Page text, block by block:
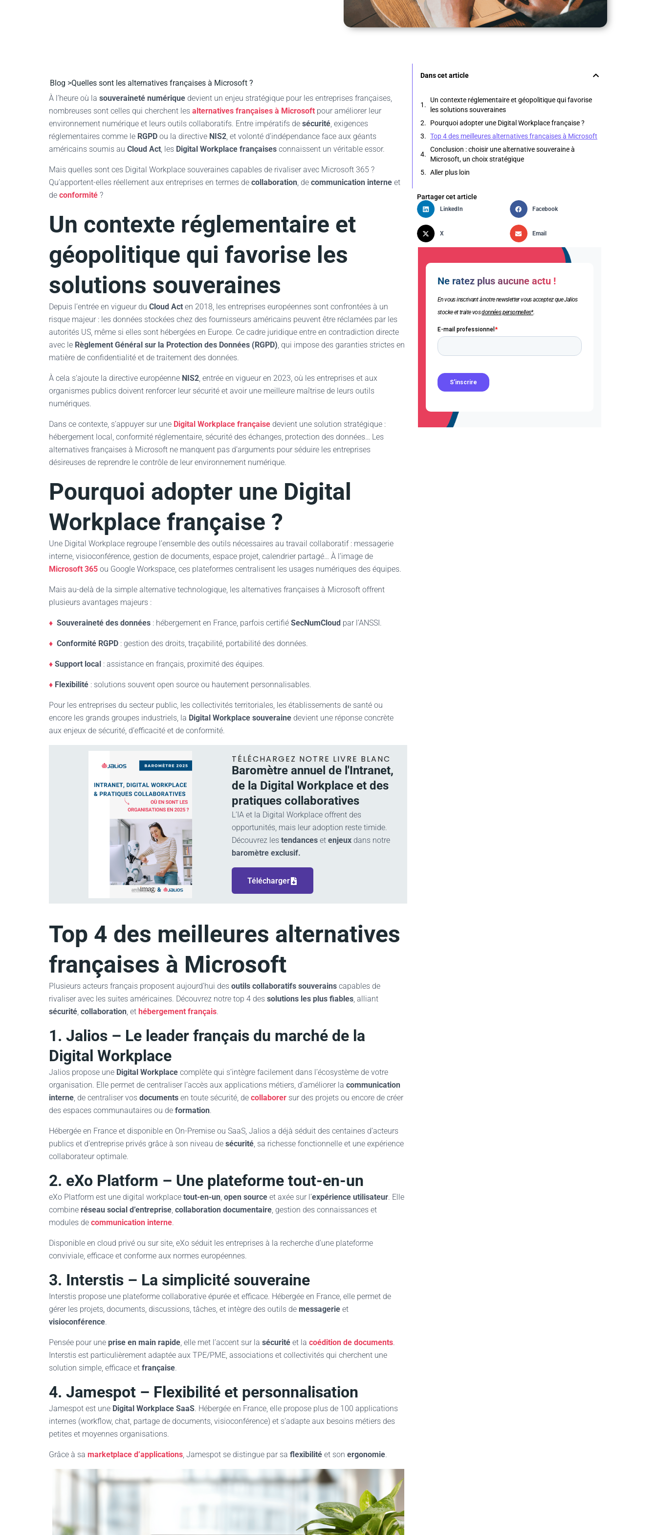
Blog >Quelles sont les alternatives françaises à Microsoft ?
À l’heure où la souveraineté numérique devient un enjeu stratégique pour les entreprises françaises,
nombreuses sont celles qui cherchent les alternatives françaises à Microsoft pour améliorer leur
environnement numérique et leurs outils collaboratifs. Entre impératifs de sécurité, exigences
réglementaires comme le RGPD ou la directive NIS2, et volonté d’indépendance face aux géants
américains soumis au Cloud Act, les Digital Workplace françaises connaissent un véritable essor.
Mais quelles sont ces Digital Workplace souveraines capables de rivaliser avec Microsoft 365 ?
Qu’apportent-elles réellement aux entreprises en termes de collaboration, de communication interne et
de conformité ?
Un contexte réglementaire et
géopolitique qui favorise les
solutions souveraines
Depuis l’entrée en vigueur du Cloud Act en 2018, les entreprises européennes sont confrontées à un
risque majeur : les données stockées chez des fournisseurs américains peuvent être réclamées par les
autorités US, même si elles sont hébergées en Europe. Ce cadre juridique entre en contradiction directe
avec le Règlement Général sur la Protection des Données (RGPD), qui impose des garanties strictes en
matière de confidentialité et de traitement des données.
À cela s’ajoute la directive européenne NIS2, entrée en vigueur en 2023, où les entreprises et aux
organismes publics doivent renforcer leur sécurité et avoir une meilleure maîtrise de leurs outils
numériques.
Dans ce contexte, s’appuyer sur une Digital Workplace française devient une solution stratégique :
hébergement local, conformité réglementaire, sécurité des échanges, protection des données… Les
alternatives françaises à Microsoft ne manquent pas d’arguments pour séduire les entreprises
désireuses de reprendre le contrôle de leur environnement numérique.
Pourquoi adopter une Digital
Workplace française ?
Une Digital Workplace regroupe l’ensemble des outils nécessaires au travail collaboratif : messagerie
interne, visioconférence, gestion de documents, espace projet, calendrier partagé… À l’image de
Microsoft 365 ou Google Workspace, ces plateformes centralisent les usages numériques des équipes.
Mais au-delà de la simple alternative technologique, les alternatives françaises à Microsoft offrent
plusieurs avantages majeurs :
♦ Souveraineté des données : hébergement en France, parfois certifié SecNumCloud par l’ANSSI.
♦ Conformité RGPD : gestion des droits, traçabilité, portabilité des données.
♦ Support local : assistance en français, proximité des équipes.
♦ Flexibilité : solutions souvent open source ou hautement personnalisables.
Pour les entreprises du secteur public, les collectivités territoriales, les établissements de santé ou
encore les grands groupes industriels, la Digital Workplace souveraine devient une réponse concrète
aux enjeux de sécurité, d’efficacité et de conformité.
TÉLÉCHARGEZ NOTRE LIVRE BLANC
Baromètre annuel de l'Intranet,
de la Digital Workplace et des
pratiques collaboratives
L’IA et la Digital Workplace offrent des
opportunités, mais leur adoption reste timide.
Découvrez lestendances etenjeux dans notre
baromètre exclusif.
Télécharger
Top 4 des meilleures alternatives
françaises à Microsoft
Plusieurs acteurs français proposent aujourd’hui des outils collaboratifs souverains capables de
rivaliser avec les suites américaines. Découvrez notre top 4 des solutions les plus fiables, alliant
sécurité, collaboration, et hébergement français.
1. Jalios – Le leader français du marché de la
Digital Workplace
Jalios propose une Digital Workplace complète qui s’intègre facilement dans l’écosystème de votre
organisation. Elle permet de centraliser l’accès aux applications métiers, d’améliorer la communication
interne, de centraliser vos documents en toute sécurité, de collaborer sur des projets ou encore de créer
des espaces communautaires ou de formation.
Hébergée en France et disponible en On-Premise ou SaaS, Jalios a déjà séduit des centaines d’acteurs
publics et d’entreprise privés grâce à son niveau de sécurité, sa richesse fonctionnelle et une expérience
collaborateur optimale.
2. eXo Platform – Une plateforme tout-en-un
eXo Platform est une digital workplace tout-en-un, open source et axée sur l’expérience utilisateur. Elle
combine réseau social d’entreprise, collaboration documentaire, gestion des connaissances et
modules de communication interne.
Disponible en cloud privé ou sur site, eXo séduit les entreprises à la recherche d’une plateforme
conviviale, efficace et conforme aux normes européennes.
3. Interstis – La simplicité souveraine
Interstis propose une plateforme collaborative épurée et efficace. Hébergée en France, elle permet de
gérer les projets, documents, discussions, tâches, et intègre des outils de messagerie et
visioconférence.
Pensée pour une prise en main rapide, elle met l’accent sur la sécurité et la coédition de documents.
Interstis est particulièrement adaptée aux TPE/PME, associations et collectivités qui cherchent une
solution simple, efficace et française.
4. Jamespot – Flexibilité et personnalisation
Jamespot est une Digital Workplace SaaS. Hébergée en France, elle propose plus de 100 applications
internes (workflow, chat, partage de documents, visioconférence) et s’adapte aux besoins métiers des
petites et moyennes organisations.
Grâce à sa marketplace d’applications, Jamespot se distingue par sa flexibilité et son ergonomie.
Dans cet article
Un contexte réglementaire et géopolitique qui favorise
les solutions souveraines
Pourquoi adopter une Digital Workplace française ?
Top 4 des meilleures alternatives françaises à Microsoft
Conclusion : choisir une alternative souveraine à
Microsoft, un choix stratégique
Aller plus loin
Partager cet article
LinkedIn Facebook
X Email
Ne ratez plus aucune actu !
En vous inscrivant à notre newsletter vous acceptez que Jalios
stocke et traite vosdonnées personnelles*.